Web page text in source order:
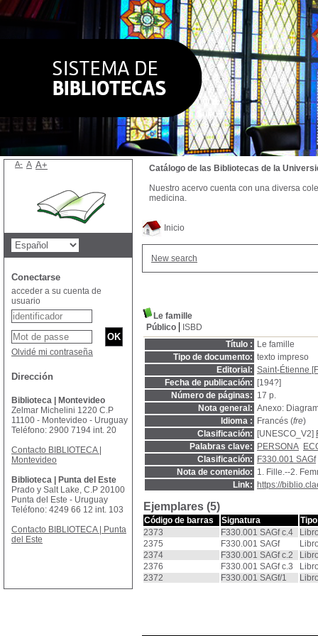
Inicio
New search
Le famille
Público
ISBD
Título :
Le famille
Tipo de documento: texto impreso
Editorial: Saint-Étienne
Fecha de publicación:
[194?]
Número de páginas: 17 p.
Nota general: Anexo:
Idioma :
Francés (fre)
Clasificación:
[UNESCO_V2]
Palabras clave:
PERSONA
Clasificación:
F330.001 SAGf
Nota de contenido: 1. Fille.--2.
Link:
https://
Ejemplares (5)
Código de barras Signatura
2373
F330.001 SAGf c.4
2375
F330.001 SAGf
2374
F330.001 SAGf c.2
2376
F330.001 SAGf c.3
2372
F330.001 SAGf/1
Catálogo de las Bibliotecas de la
Nuestro acervo cuenta con una diversa
medicina.
A- A A+
Conectarse
acceder a su cuenta de
usuario
Olvidé mi contraseña
Dirección
Biblioteca | Montevideo
Zelmar Michelini 1220 C.P
11100 - Montevideo - Uruguay
Teléfono: 2900 7194 int. 20
Contacto BIBLIOTECA |
Montevideo
Biblioteca | Punta del Este
Prado y Salt Lake, C.P 20100
Punta del Este - Uruguay
Teléfono: 4249 66 12 int. 103
Contacto BIBLIOTECA | Punta
del Este